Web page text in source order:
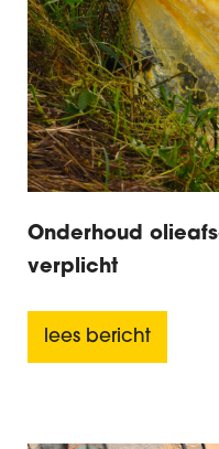
Onderhoud
verplicht
lees bericht